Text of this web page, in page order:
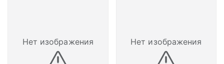
Нет изображения Нет изображения